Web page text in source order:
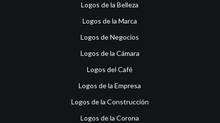
Logos de la Belleza
Logos de la Marca
Logos de Negocios
Logos de la Cámara
Logos del Café
Logos de la Empresa
Logos de la Construcción
Logos de la Corona